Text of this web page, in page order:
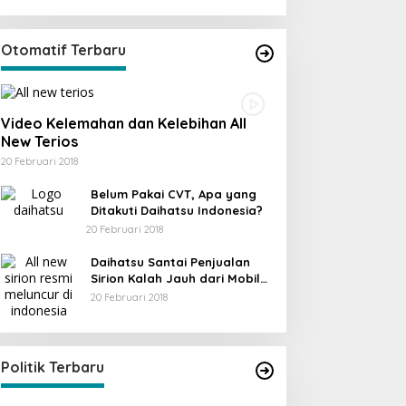
Otomatif Terbaru
Video Kelemahan dan Kelebihan All
New Terios
20 Februari 2018
Belum Pakai CVT, Apa yang
Ditakuti Daihatsu Indonesia?
20 Februari 2018
Daihatsu Santai Penjualan
Sirion Kalah Jauh dari Mobil
LCGC
20 Februari 2018
Politik Terbaru
KPU Trenggalek Gelar Uji Publik
Desember 2022